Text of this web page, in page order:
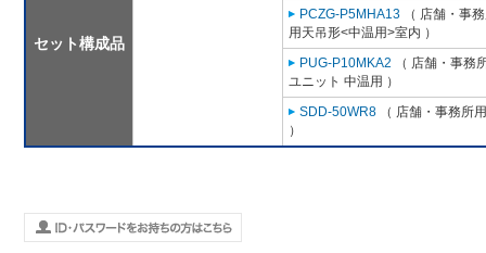
セット構成品
PCZG-P5MHA13 （ 店舗・事
用天吊形<中温用>室内 ）
PUG-P10MKA2 （ 店舗・事務
ユニット 中温用 ）
SDD-50WR8 （ 店舗・事務所
）